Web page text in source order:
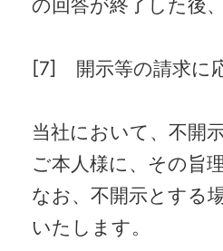
の回答が終了した後
[7] 開示等の請求に
当社において、不開
ご本人様に、その旨
なお、不開示とする
いたします。